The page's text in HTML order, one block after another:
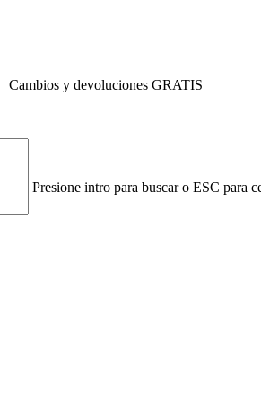
| Cambios y devoluciones GRATIS
Presione intro para buscar o ESC para